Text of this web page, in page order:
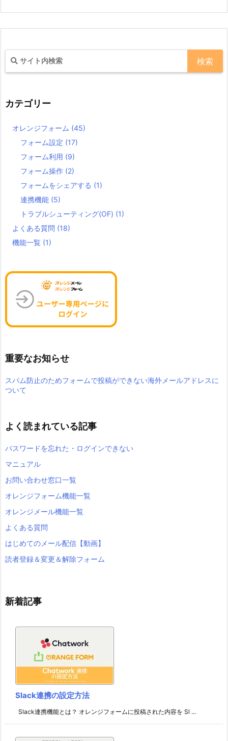
カテゴリー
オレンジフォーム (45)
フォーム設定 (17)
フォーム利用 (9)
フォーム操作 (2)
フォームをシェアする (1)
連携機能 (5)
トラブルシューティング(OF) (1)
よくある質問 (18)
機能一覧 (1)
重要なお知らせ
スパム防止のためフォームで投稿ができない海外メールアドレスに
ついて
よく読まれている記事
パスワードを忘れた・ログインできない
マニュアル
お問い合わせ窓口一覧
オレンジフォーム機能一覧
オレンジメール機能一覧
よくある質問
はじめてのメール配信【動画】
読者登録＆変更＆解除フォーム
新着記事
Slack連携の設定方法
Slack連携機能とは？ オレンジフォームに投稿された内容を Sl ...